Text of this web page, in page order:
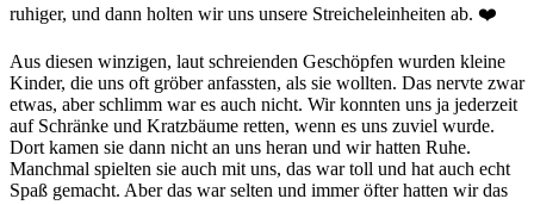
ruhiger, und dann hol­ten wir uns unsere Strei­chel­ein­hei­ten ab. ❤️
Aus diesen win­zi­gen, laut schrei­en­den Ge­schöpf­en wurden kleine
Kinder, die uns oft grö­ber an­fass­ten, als sie wollten. Das nervte zwar
etwas, aber schlimm war es auch nicht. Wir konnten uns ja jeder­zeit
auf Schränke und Kratz­bäume retten, wenn es uns zu­viel wurde.
Dort kamen sie dann nicht an uns heran und wir hatten Ruhe.
Manch­mal spielten sie auch mit uns, das war toll und hat auch echt
Spaß gemacht. Aber das war selten und immer öfter hatten wir das